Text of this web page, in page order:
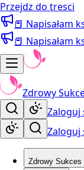
Przejdz do tresci
📕 Napisałam
📕 Napisałam
Zdrowy
Zaloguj
Zaloguj
Zdrowy Sukces